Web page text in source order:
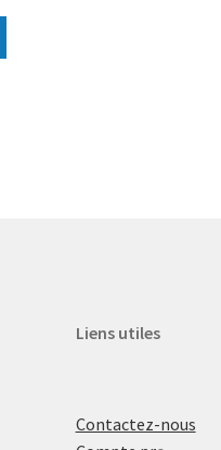
Liens utiles
Contactez-nous